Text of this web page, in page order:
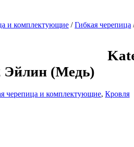
и комплектующие /Гибкая черепица
Эйлин (Медь)
черепица и комплектующие, Кровля